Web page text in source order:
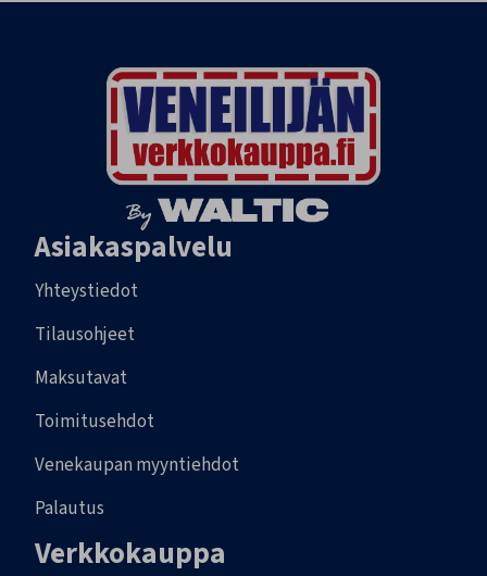
Asiakaspalvelu
Yhteystiedot
Tilausohjeet
Maksutavat
Toimitusehdot
Venekaupan myyntiehdot
Palautus
Verkkokauppa